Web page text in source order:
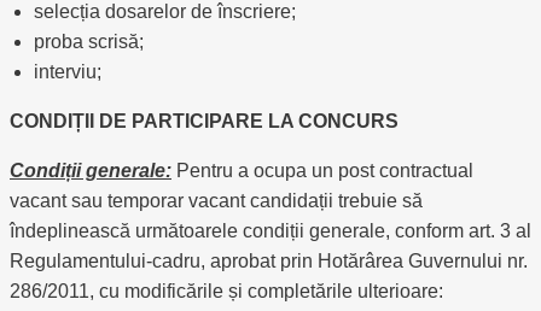
selecția dosarelor de înscriere;
proba scrisă;
interviu;
CONDIȚII DE PARTICIPARE LA CONCURS
Condiții generale: Pentru a ocupa un post contractual
vacant sau temporar vacant candidații trebuie să
îndeplinească următoarele condiții generale, conform art. 3 al
Regulamentului-cadru, aprobat prin Hotărârea Guvernului nr.
286/2011, cu modificările și completările ulterioare: